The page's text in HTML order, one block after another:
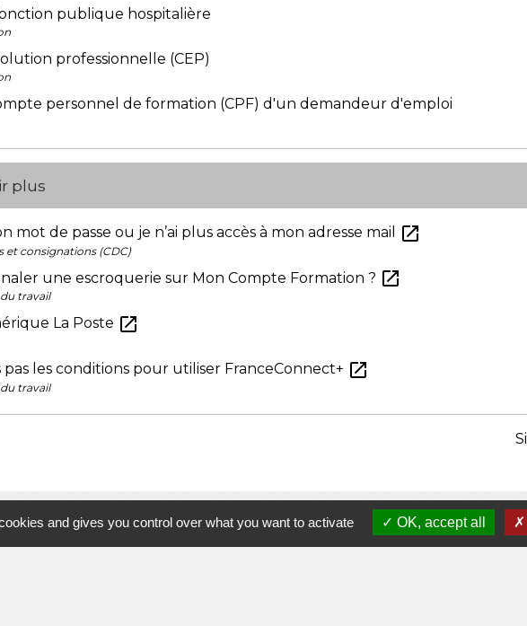
publique hospitalière
professionnelle (CEP)
personnel de formation (CPF) d'un demandeur d'emploi
plus
mot de passe ou je n’ai plus accès à mon adresse mail open_in_new
et consignations (CDC)
une escroquerie sur Mon Compte Formation ? open_in_new
travail
La Poste open_in_new
pas les conditions pour utiliser FranceConnect+ open_in_new
travail
and gives you control over what you want to activate OK, accept all